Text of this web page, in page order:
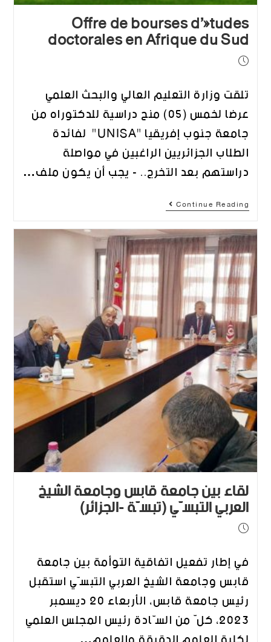
Offre de bourses d’études
doctorales en Afrique du Sud
تلقت وزارة التعليم العالي والبحث العلمي
عرضا لخمس (05) منح دراسية للدكتوراه من
جامعة جنوب إفريقيا "UNISA" لفائدة
الطلاب الجزائريين الراغبين في مواصلة
دراستهم بعد التخرج.. - يجب أن يكون ملف…
Continue Reading
لقاء بين جامعة قابس وجامعة الشيخ
العربي التبسّي (تبسّة -الجزائر)
في إطار تفعيل اتفاقية التوأمة بين جامعة
قابس وجامعة الشيخ العربي التبسّي استقبل
رئيس جامعة قابس، الأربعاء 20 ديسمبر
2023، كلّ من السّادة رئيس المجلس العلمي